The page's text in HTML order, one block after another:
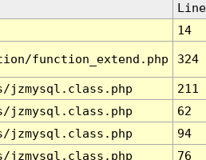
Line
14
function_extend.php 324
jzmysql.class.php
211
jzmysql.class.php
62
jzmysql.class.php
94
jzmysql.class.php 76